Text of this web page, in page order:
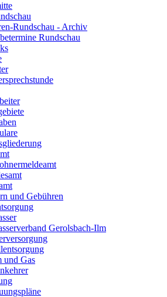
Rundschau - Archiv
Rundschau
und Gebühren
Gerolsbach-Ilm
und Gas